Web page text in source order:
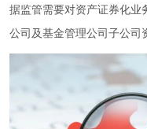
据监管需要对资产证券化业
公司及基金管理公司子公司